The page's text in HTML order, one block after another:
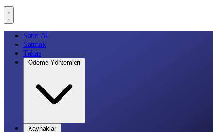
Satın Al
Satmak
Takas
Ödeme Yöntemleri
Kaynaklar